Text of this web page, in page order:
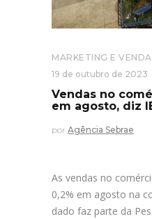
MARKETING E
19 de outubro de 2023
Vendas no
em agosto, diz
por Agência Sebrae
As vendas no
0,2% em agosto na
dado faz parte da